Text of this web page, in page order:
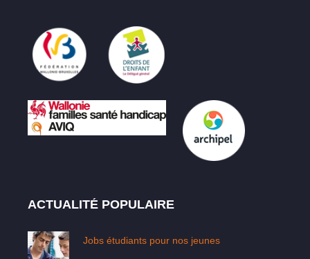
ACTUALITÉ POPULAIRE
Jobs étudiants pour nos jeunes